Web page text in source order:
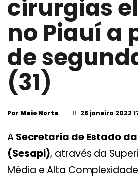
cirurgias
no Piauí a
de
(31)
Por Meio Norte 28 janeiro 2022
ASecretaria de Estado
(Sesapi), através da
Média e Alta Complexidade